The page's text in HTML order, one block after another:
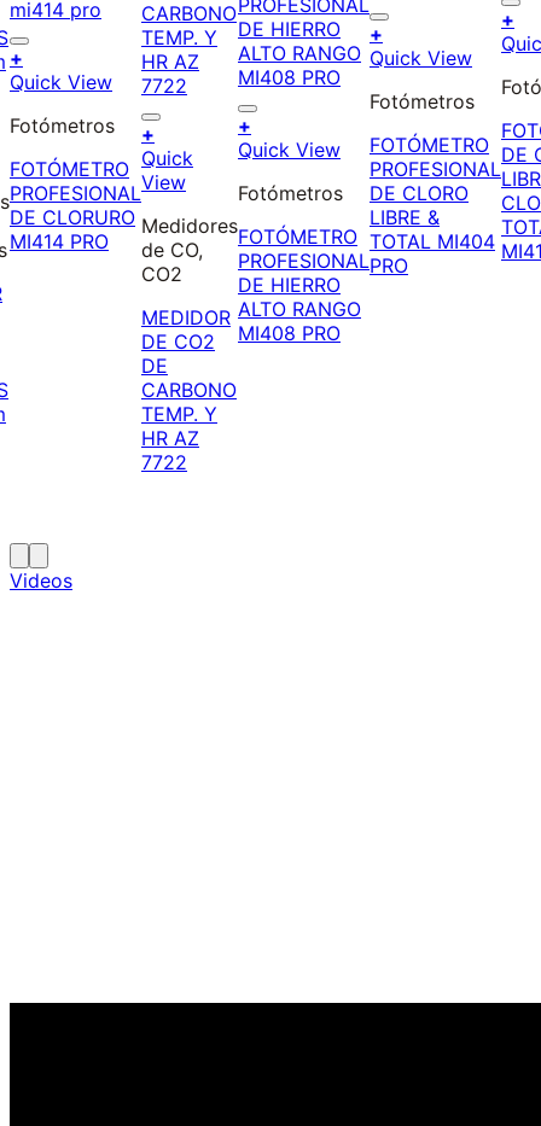
lista de
deseos
+
Quick View
Fotómetros
FOTÓMETRO
PROFESIONAL
DE CLORURO
MI414 PRO
Añadir a la
lista de
deseos
+
Quick
View
Medidores
de CO,
CO2
MEDIDOR
DE CO2
DE
CARBONO
TEMP. Y
HR AZ
7722
lista de
deseos
+
Quick View
Fotómetros
FOTÓMETRO
PROFESIONAL
DE HIERRO
ALTO RANGO
MI408 PRO
lista de
deseos
+
Quick View
Fotómetros
FOTÓMETRO
PROFESIONAL
DE CLORO
LIBRE &
TOTAL MI404
PRO
+
DE
Videos